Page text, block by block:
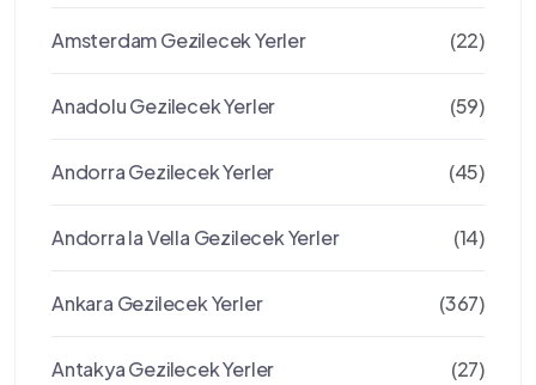
Amsterdam Gezilecek Yerler (22)
Anadolu Gezilecek Yerler (59)
Andorra Gezilecek Yerler (45)
Andorra la Vella Gezilecek Yerler (14)
Ankara Gezilecek Yerler (367)
Antakya Gezilecek Yerler (27)